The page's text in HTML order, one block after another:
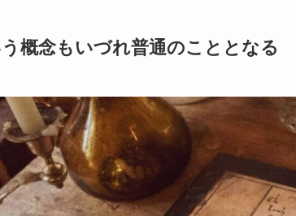
概念もいづれ普通のこととなる